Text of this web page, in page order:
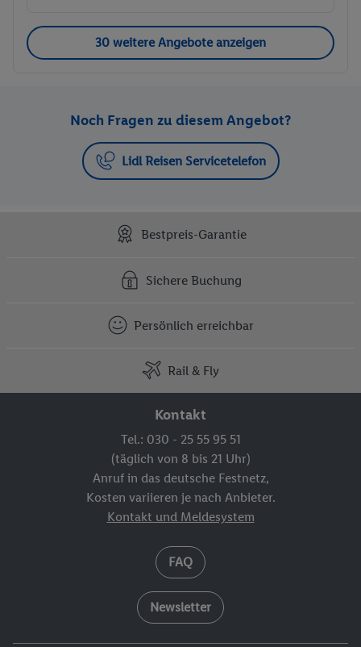
30 weitere Angebote anzeigen
Noch Fragen zu diesem Angebot?
Lidl Reisen Servicetelefon
Bestpreis-Garantie
Sichere Buchung
Persönlich erreichbar
Rail & Fly
Kontakt
Tel.: 030 - 25 55 95 51
(täglich von 8 bis 21 Uhr)
Anruf in das deutsche Festnetz,
Kosten variieren je nach Anbieter.
Kontakt und Meldesystem
FAQ
Newsletter